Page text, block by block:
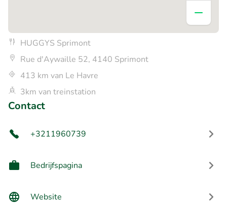
HUGGYS Sprimont
Rue d'Aywaille 52, 4140 Sprimont
413 km van Le Havre
3km van treinstation
Contact
+3211960739
Bedrijfspagina
Website